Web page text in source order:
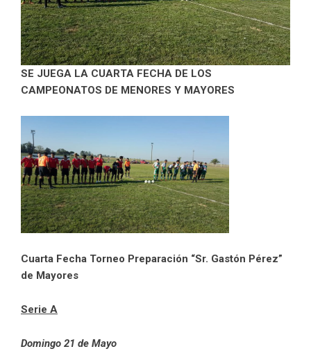
SE JUEGA LA CUARTA FECHA DE LOS
CAMPEONATOS DE MENORES Y MAYORES
Cuarta Fecha Torneo Preparación “Sr. Gastón Pérez”
de Mayores
Serie A
Domingo 21 de Mayo